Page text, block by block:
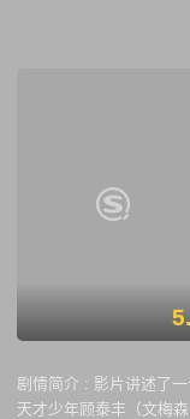
5.
剧情简介 : 影片讲述了
天才少年顾泰丰（文梅